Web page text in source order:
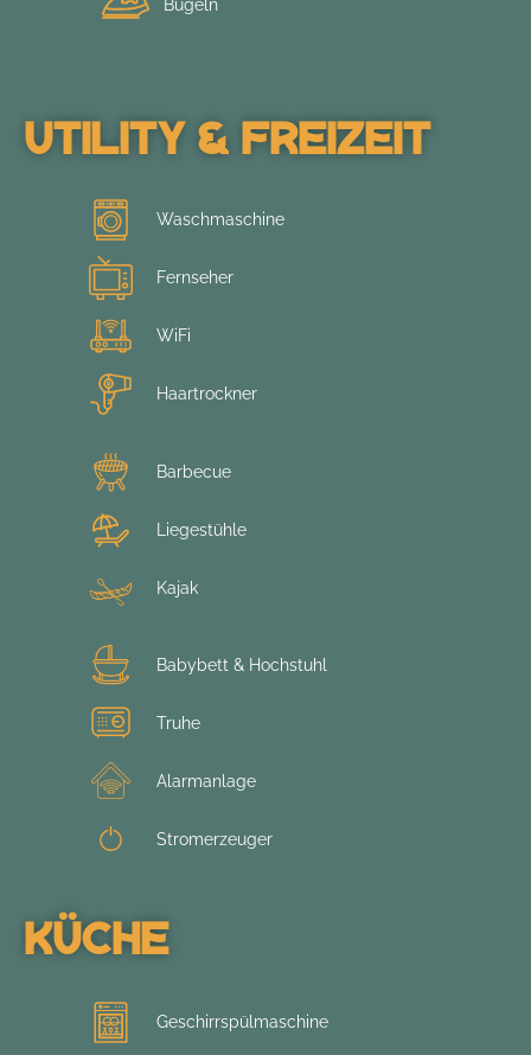
Bügeln
Utility & Freizeit
Waschmaschine
Fernseher
WiFi
Haartrockner
Barbecue
Liegestühle
Kajak
Babybett & Hochstuhl
Truhe
Alarmanlage
Stromerzeuger
Küche
Geschirrspülmaschine